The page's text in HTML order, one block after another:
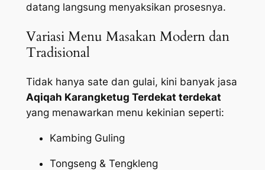
datang langsung menyaksikan prosesnya.
Variasi Menu Masakan Modern dan
Tradisional
Tidak hanya sate dan gulai, kini banyak jasa
Aqiqah Karangketug Terdekat terdekat
yang menawarkan menu kekinian seperti:
Kambing Guling
Tongseng & Tengkleng